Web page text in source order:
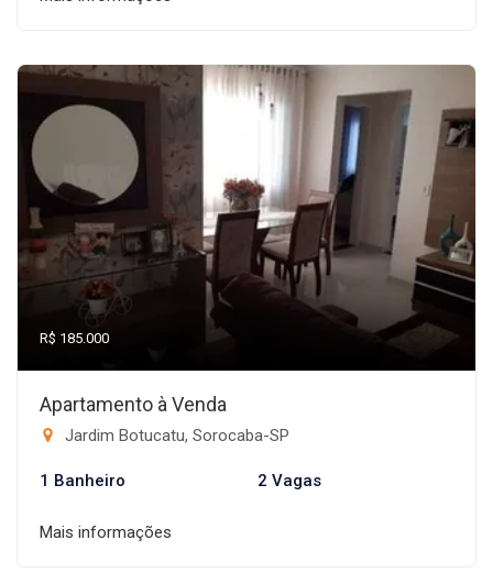
R$ 185.000
Apartamento à Venda
Jardim Botucatu, Sorocaba-SP
1 Banheiro 2 Vagas
Mais informações